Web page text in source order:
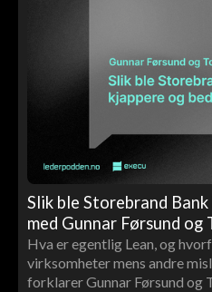
Slik ble Storebrand
med Gunnar Førsund og
Hva er egentlig Lean, og
virksomheter mens andre
forklarer Gunnar Førsund og